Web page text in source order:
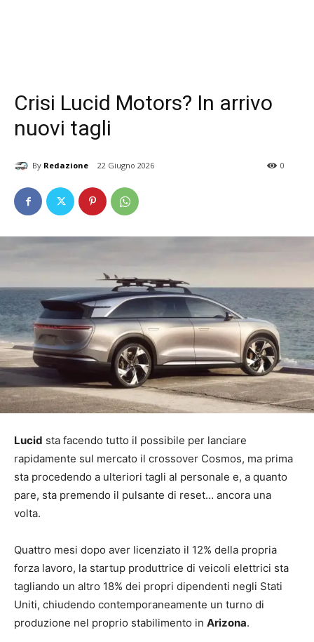
Crisi Lucid Motors? In arrivo
nuovi tagli
By Redazione 22 Giugno 2026 0
Lucid sta facendo tutto il possibile per lanciare
rapidamente sul mercato il crossover Cosmos, ma prima
sta procedendo a ulteriori tagli al personale e, a quanto
pare, sta premendo il pulsante di reset… ancora una
volta.
Quattro mesi dopo aver licenziato il 12% della propria
forza lavoro, la startup produttrice di veicoli elettrici sta
tagliando un altro 18% dei propri dipendenti negli Stati
Uniti, chiudendo contemporaneamente un turno di
produzione nel proprio stabilimento in Arizona.